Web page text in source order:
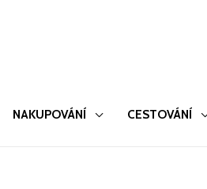
NAKUPOVÁNÍ CESTOVÁNÍ